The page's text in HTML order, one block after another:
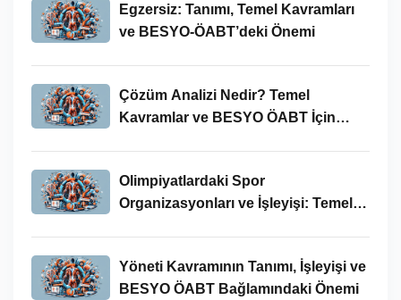
Egzersiz: Tanımı, Temel Kavramları
ve BESYO-ÖABT’deki Önemi
Çözüm Analizi Nedir? Temel
Kavramlar ve BESYO ÖABT İçin
Olimpiyatlardaki Spor
Organizasyonları ve İşleyişi: Temel
Yöneti Kavramının Tanımı, İşleyişi ve
BESYO ÖABT Bağlamındaki Önemi